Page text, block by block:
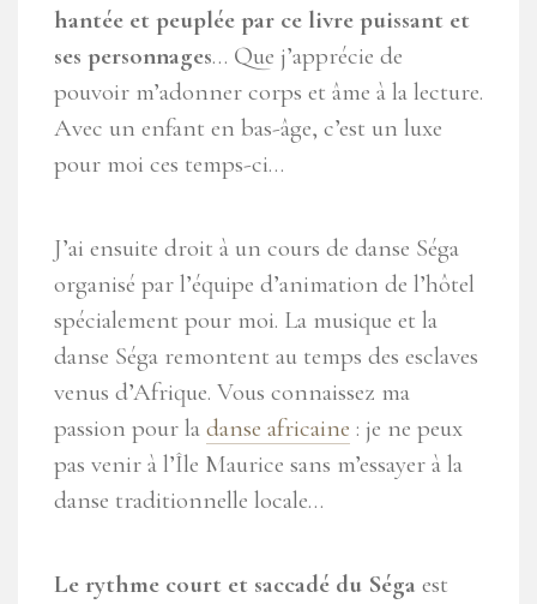
hantée et peuplée par ce livre puissant et
ses personnages… Que j’apprécie de
pouvoir m’adonner corps et âme à la lecture.
Avec un enfant en bas-âge, c’est un luxe
pour moi ces temps-ci…
J’ai ensuite droit à un cours de danse Séga
organisé par l’équipe d’animation de l’hôtel
spécialement pour moi. La musique et la
danse Séga remontent au temps des esclaves
venus d’Afrique. Vous connaissez ma
passion pour la danse africaine : je ne peux
pas venir à l’Île Maurice sans m’essayer à la
danse traditionnelle locale…
Le rythme court et saccadé du Séga est